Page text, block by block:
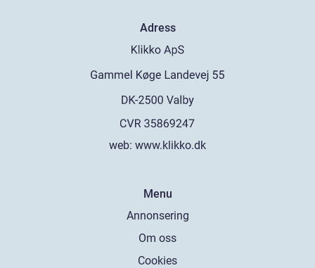
Adress
web: www.klikko.dk
Menu
Annonsering
Om oss
Cookies